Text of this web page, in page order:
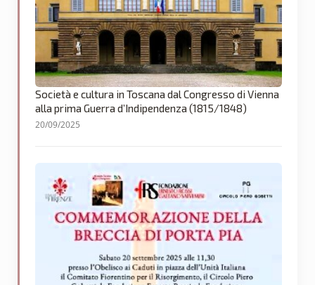
Società e cultura in Toscana dal Congresso di Vienna
alla prima Guerra d’Indipendenza (1815/1848)
20/09/2025